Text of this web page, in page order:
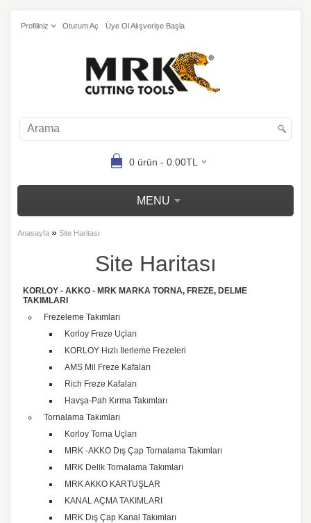
Profiliniz Oturum Aç Üye Ol Alışverişe Başla
0 ürün - 0.00TL
MENU
Anasayfa » Site Haritası
Site Haritası
KORLOY - AKKO - MRK MARKA TORNA, FREZE, DELME
TAKIMLARI
Frezeleme Takımları
Korloy Freze Uçları
KORLOY Hızlı İlerleme Frezeleri
AMS Mil Freze Kafaları
Rich Freze Kafaları
Havşa-Pah Kırma Takımları
Tornalama Takımları
Korloy Torna Uçları
MRK -AKKO Dış Çap Tornalama Takımları
MRK Delik Tornalama Takımları
MRK AKKO KARTUŞLAR
KANAL AÇMA TAKIMLARI
MRK Dış Çap Kanal Takımları